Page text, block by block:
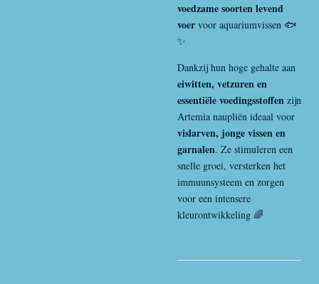
voedzame soorten levend
voer voor aquariumvissen 🐟
✨
Dankzij hun hoge gehalte aan
eiwitten, vetzuren en
essentiële voedingsstoffen zijn
Artemia naupliën ideaal voor
vislarven, jonge vissen en
garnalen. Ze stimuleren een
snelle groei, versterken het
immuunsysteem en zorgen
voor een intensere
kleurontwikkeling 🌈